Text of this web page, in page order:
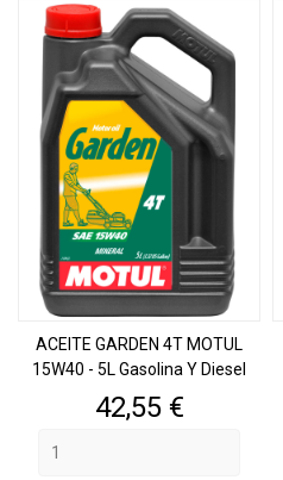
ACEITE GARDEN 4T MOTUL
15W40 - 5L Gasolina Y Diesel
Precio
42,55 €